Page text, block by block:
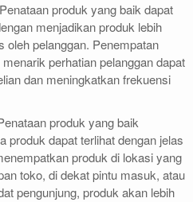
produk yang baik dapat
menjadikan produk lebih
oleh pelanggan. Penempatan
perhatian pelanggan dapat
dan meningkatkan frekuensi
produk yang baik
produk dapat terlihat dengan jelas
produk di lokasi yang
toko, di dekat pintu masuk, atau
pengunjung, produk akan lebih